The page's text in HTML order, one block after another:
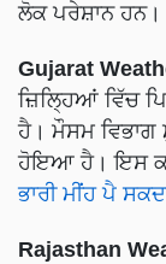
ਲੋਕ ਪਰੇਸ਼ਾਨ ਹਨ।
Gujarat
ਜ਼ਿਲ੍ਹਿਆਂ ਵਿੱਚ
ਹੈ। ਮੌਸਮ ਵਿਭਾਗ
ਹੋਇਆ ਹੈ। ਇਸ
ਭਾਰੀ ਮੀਂਹ ਪੈ
Rajasthan